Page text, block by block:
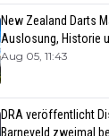
New Zealand Darts
Auslosung, Historie
Aug 05, 11:43
DRA veröffentlicht
Barneveld zweimal